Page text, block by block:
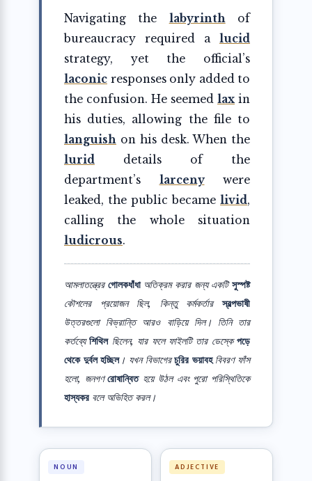
Navigating the labyrinthof
bureaucracy required a lucid
strategy, yet the official’s
laconic responses only added to
the confusion. He seemed lax in
his duties, allowing the file to
languish on his desk. When the
lurid details of the
department’s larcenywere
leaked, the public became livid,
calling the whole situation
ludicrous.
আমলাতন্ত্রেরগোলকধাঁধাঅতিক্রম করার জন্য একটিসুস্পষ্ট
কৌশলের প্রয়োজন ছিল, কিন্তু কর্মকর্তারস্বল্পভাষী
উত্তরগুলো বিভ্রান্তি আরও বাড়িয়ে দিল। তিনি তার
কর্তব্যেশিথিলছিলেন, যার ফলে ফাইলটি তার ডেস্কেপড়ে
থেকে দুর্বল হচ্ছিল। যখন বিভাগেরচুরির ভয়াবহবিবরণ ফাঁস
হলো, জনগণরোষান্বিতহয়ে উঠল এবং পুরো পরিস্থিতিকে
হাস্যকর বলে অভিহিত করল।
NOUN ADJECTIVE